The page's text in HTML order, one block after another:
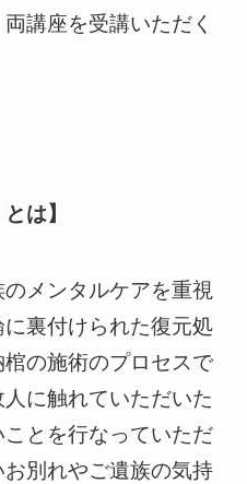
講座を受講いただく
は】
メンタルケアを重視
裏付けられた復元処
の施術のプロセスで
に触れていただいた
とを行なっていただ
別れやご遺族の気持